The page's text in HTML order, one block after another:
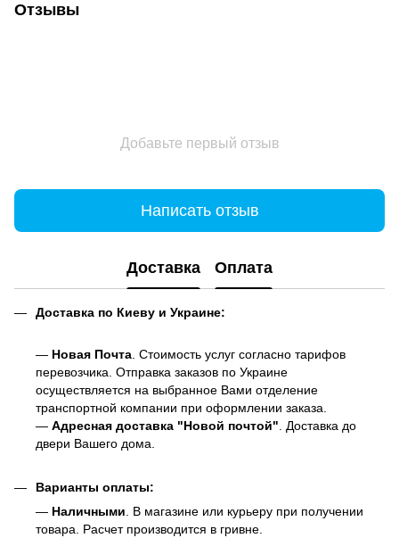
Отзывы
Добавьте первый отзыв
Написать отзыв
Доставка Оплата
Доставка по Киеву и Украине:
— Новая Почта . Стоимость услуг согласно тарифов
перевозчика. Отправка заказов по Украине
осуществляется на выбранное Вами отделение
транспортной компании при оформлении заказа.
— Адресная доставка "Новой почтой" . Доставка до
двери Вашего дома.
Варианты оплаты:
— Наличными . В магазине или курьеру при получении
товара. Расчет производится в гривне.